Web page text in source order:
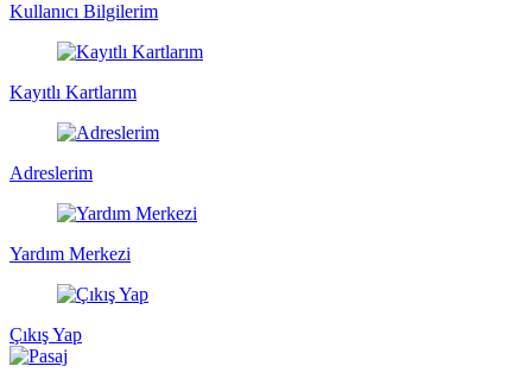
Kullanıcı Bilgilerim
Kayıtlı Kartlarım
Adreslerim
Yardım Merkezi
Çıkış Yap